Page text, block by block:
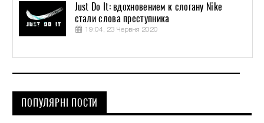
Just Do It: вдохновением к слогану Nike
стали слова преступника
19:04, 23 Червня 2020
ПОПУЛЯРНІ ПОСТИ